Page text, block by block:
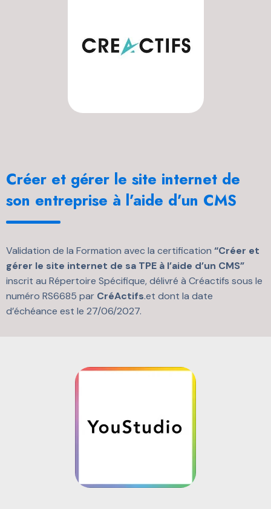
Créer et gérer le site internet de
son entreprise à l’aide d’un CMS
Validation de la Formation avec la certification “Créer et
gérer le site internet de sa TPE à l’aide d’un CMS”
inscrit au Répertoire Spécifique, délivré à Créactifs sous le
numéro RS6685 par CréActifs.et dont la date
d’échéance est le 27/06/2027.